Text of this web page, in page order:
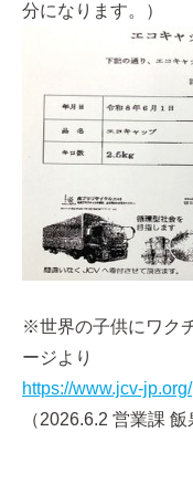
分になります。）
※世界の子供にワク
ージより
https://www.jcv-jp.org/
（2026.6.2 営業課 飯